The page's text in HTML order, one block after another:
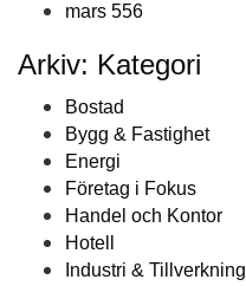
mars 556
Arkiv: Kategori
Bostad
Bygg & Fastighet
Energi
Företag i Fokus
Handel och Kontor
Hotell
Industri & Tillverkning